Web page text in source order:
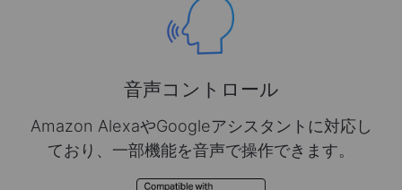
音声コントロール
Amazon AlexaやGoogleアシスタントに対応し
ており、一部機能を音声で操作できます。